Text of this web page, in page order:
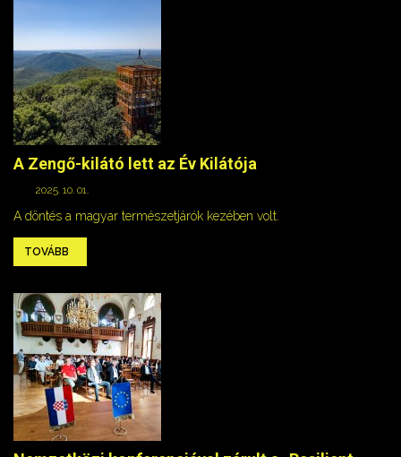
A Zengő-kilátó lett az Év Kilátója
2025. 10. 01.
A döntés a magyar természetjárók kezében volt.
TOVÁBB